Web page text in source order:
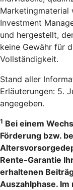
Marketingmaterial
Investment
und hergestellt,
keine Gewähr für
Vollständigkeit.
Stand aller
Erläuterungen: 5.
angegeben.
1 Bei einem
Förderung bzw.
Rente-Garantie
erhaltenen
Auszahlphase. Im